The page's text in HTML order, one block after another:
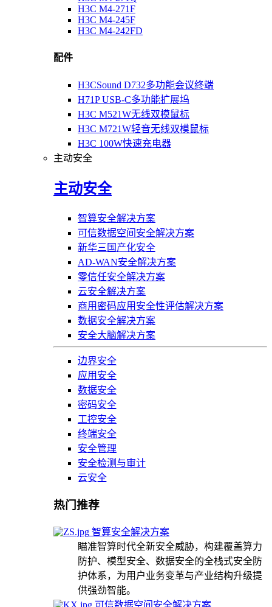
H3C M4-271F
H3C M4-245F
H3C M4-242FD
配件
H3CSound D732多功能会议终端
H71P USB-C多功能扩展坞
H3C M521W无线双模鼠标
H3C M721W轻音无线双模鼠标
H3C 100W快速充电器
主动安全
主动安全
智算安全解决方案
可信数据空间安全解决方案
新华三国产化安全
AD-WAN安全解决方案
零信任安全解决方案
云安全解决方案
商用密码应用安全性评估解决方案
数据安全解决方案
安全大脑解决方案
边界安全
应用安全
数据安全
密码安全
工控安全
终端安全
安全管理
安全检测与审计
云安全
热门推荐
智算安全解决方案
瞄准智算时代全新安全威胁，构建覆盖算力
防护、模型安全、数据安全的全栈式安全防
护体系，为用户业务变革与产业结构升级提
供强劲智能。
可信数据空间安全解决方案